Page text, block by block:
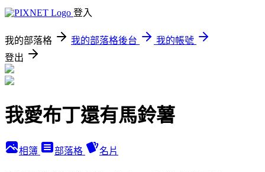
登入
我的部落格 我的部落格後台
我的帳號
登出
我愛布丁還有馬鈴薯
相簿 部落格 名片